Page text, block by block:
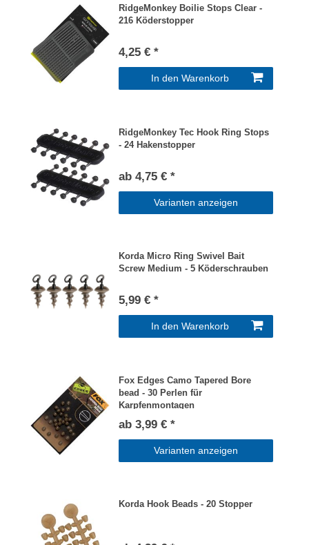
RidgeMonkey Boilie Stops Clear -
216 Köderstopper
4,25 € *
In den Warenkorb
RidgeMonkey Tec Hook Ring Stops
- 24 Hakenstopper
ab 4,75 € *
Varianten anzeigen
Korda Micro Ring Swivel Bait
Screw Medium - 5 Köderschrauben
5,99 € *
In den Warenkorb
Fox Edges Camo Tapered Bore
bead - 30 Perlen für
Karpfenmontagen
ab 3,99 € *
Varianten anzeigen
Korda Hook Beads - 20 Stopper